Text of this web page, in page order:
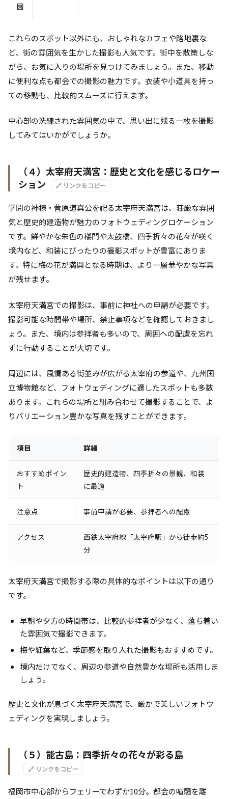
園
これらのスポット以外にも、おしゃれなカフェや路地裏な
ど、街の雰囲気を生かした撮影も人気です。街中を散策しな
がら、お気に入りの場所を見つけてみましょう。また、移動
に便利な点も都会での撮影の魅力です。衣装や小道具を持っ
ての移動も、比較的スムーズに行えます。
中心部の洗練された雰囲気の中で、思い出に残る一枚を撮影
してみてはいかがでしょうか。
（４）太宰府天満宮：歴史と文化を感じるロケー
ション
🔗 リンクをコピー
学問の神様・菅原道真公を祀る太宰府天満宮は、荘厳な雰囲
気と歴史的建造物が魅力のフォトウェディングロケーション
です。鮮やかな朱色の楼門や太鼓橋、四季折々の花々が咲く
境内など、和装にぴったりの撮影スポットが豊富にありま
す。特に梅の花が満開となる時期は、より一層華やかな写真
が残せます。
太宰府天満宮での撮影は、事前に神社への申請が必要です。
撮影可能な時間帯や場所、禁止事項などを確認しておきまし
ょう。また、境内は参拝者も多いので、周囲への配慮を忘れ
ずに行動することが大切です。
周辺には、風情ある街並みが広がる太宰府の参道や、九州国
立博物館など、フォトウェディングに適したスポットも多数
あります。これらの場所と組み合わせて撮影することで、よ
りバリエーション豊かな写真を残すことができます。
項目 詳細
おすすめポイン
ト
歴史的建造物、四季折々の景観、和装
に最適
注意点 事前申請が必要、参拝者への配慮
アクセス
西鉄太宰府線「太宰府駅」から徒歩約5
分
太宰府天満宮で撮影する際の具体的なポイントは以下の通り
です。
早朝や夕方の時間帯は、比較的参拝者が少なく、落ち着い
た雰囲気で撮影できます。
梅や紅葉など、季節感を取り入れた撮影もおすすめです。
境内だけでなく、周辺の参道や自然豊かな場所も活用しま
しょう。
歴史と文化が息づく太宰府天満宮で、厳かで美しいフォトウ
ェディングを実現しましょう。
（５）能古島：四季折々の花々が彩る島
🔗 リンクをコピー
福岡市中心部からフェリーでわずか10分。都会の喧騒を離